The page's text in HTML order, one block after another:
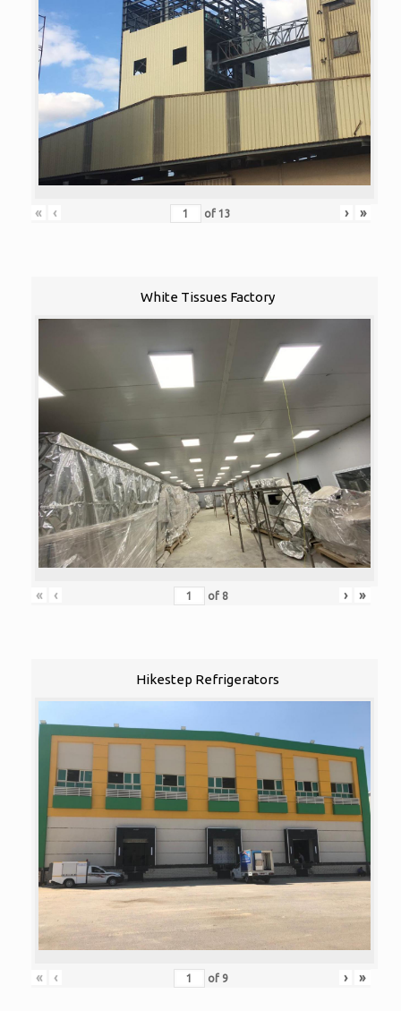
« ‹ of 13 › »
White Tissues Factory
« ‹ of 8 › »
Hikestep Refrigerators
« ‹ of 9 › »